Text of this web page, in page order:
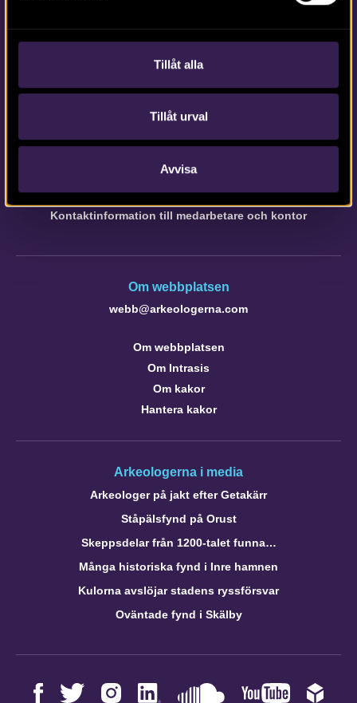
Tillåt alla
Tillåt urval
Avvisa
info@arkeologerna.com
Kontaktinformation till medarbetare och kontor
Om webbplatsen
webb@arkeologerna.com
Om webbplatsen
Om Intrasis
Om kakor
Hantera kakor
Arkeologerna i media
Arkeologer på jakt efter Getakärr
Ståpälsfynd på Orust
Skeppsdelar från 1200-talet funna…
Många historiska fynd i Inre hamnen
Kulorna avslöjar stadens ryssförsvar
Oväntade fynd i Skälby